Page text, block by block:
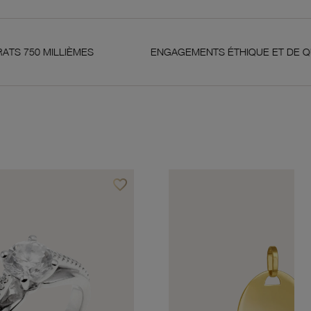
ENGAGEMENTS ÉTHIQUE ET DE QUALITÉ
favorite_borderAjouter à vos favoris